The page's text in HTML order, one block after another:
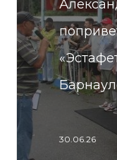
30.06.26